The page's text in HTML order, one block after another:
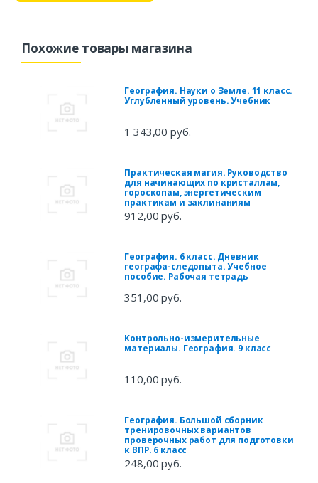
Похожие товары магазина
География. Науки о Земле. 11 класс.
Углубленный уровень. Учебник
1 343,00 руб.
Практическая магия. Руководство
для начинающих по кристаллам,
гороскопам, энергетическим
практикам и заклинаниям
912,00 руб.
География. 6 класс. Дневник
географа-следопыта. Учебное
пособие. Рабочая тетрадь
351,00 руб.
Контрольно-измерительные
материалы. География. 9 класс
110,00 руб.
География. Большой сборник
тренировочных вариантов
проверочных работ для подготовки
к ВПР. 6 класс
248,00 руб.